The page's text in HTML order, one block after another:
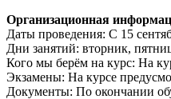
Организационная
Даты проведения: С 15
Дни занятий: вторник,
Кого мы берём на курс: На
Экзамены: На курсе
Документы: По окончании